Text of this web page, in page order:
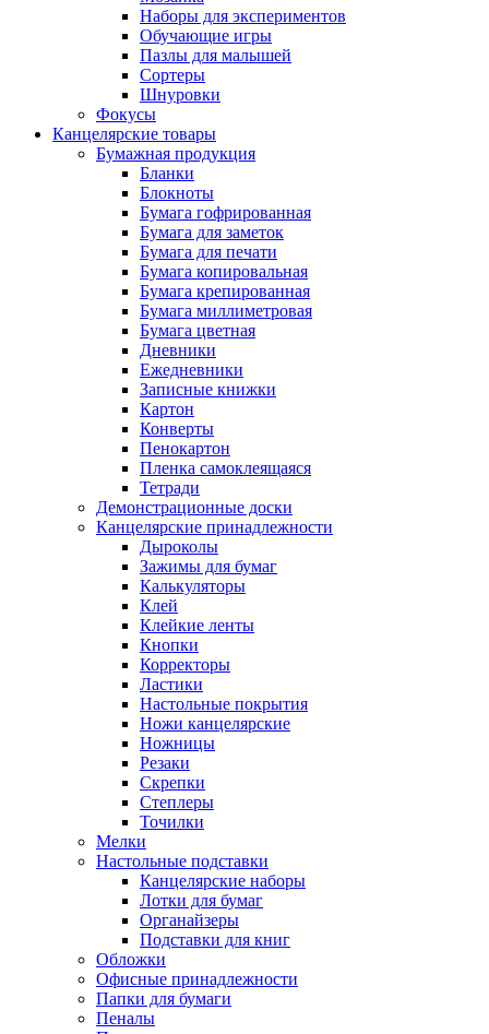
Наборы для экспериментов
Обучающие игры
Пазлы для малышей
Сортеры
Шнуровки
Фокусы
Канцелярские товары
Бумажная продукция
Бланки
Блокноты
Бумага гофрированная
Бумага для заметок
Бумага для печати
Бумага копировальная
Бумага крепированная
Бумага миллиметровая
Бумага цветная
Дневники
Ежедневники
Записные книжки
Картон
Конверты
Пенокартон
Пленка самоклеящаяся
Тетради
Демонстрационные доски
Канцелярские принадлежности
Дыроколы
Зажимы для бумаг
Калькуляторы
Клей
Клейкие ленты
Кнопки
Корректоры
Ластики
Настольные покрытия
Ножи канцелярские
Ножницы
Резаки
Скрепки
Степлеры
Точилки
Мелки
Настольные подставки
Канцелярские наборы
Лотки для бумаг
Органайзеры
Подставки для книг
Обложки
Офисные принадлежности
Папки для бумаги
Пеналы